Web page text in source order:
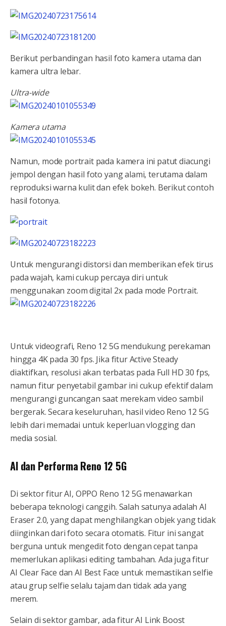
Berikut perbandingan hasil foto kamera utama dan
kamera ultra lebar.
Ultra-wide
Kamera utama
Namun, mode portrait pada kamera ini patut diacungi
jempol dengan hasil foto yang alami, terutama dalam
reproduksi warna kulit dan efek bokeh. Berikut contoh
hasil fotonya.
Untuk mengurangi distorsi dan memberikan efek tirus
pada wajah, kami cukup percaya diri untuk
menggunakan zoom digital 2x pada mode Portrait.
Untuk videografi, Reno 12 5G mendukung perekaman
hingga 4K pada 30 fps. Jika fitur Active Steady
diaktifkan, resolusi akan terbatas pada Full HD 30 fps,
namun fitur penyetabil gambar ini cukup efektif dalam
mengurangi guncangan saat merekam video sambil
bergerak. Secara keseluruhan, hasil video Reno 12 5G
lebih dari memadai untuk keperluan vlogging dan
media sosial.
AI dan Performa Reno 12 5G
Di sektor fitur AI, OPPO Reno 12 5G menawarkan
beberapa teknologi canggih. Salah satunya adalah AI
Eraser 2.0, yang dapat menghilangkan objek yang tidak
diinginkan dari foto secara otomatis. Fitur ini sangat
berguna untuk mengedit foto dengan cepat tanpa
memerlukan aplikasi editing tambahan. Ada juga fitur
AI Clear Face dan AI Best Face untuk memastikan selfie
atau grup selfie selalu tajam dan tidak ada yang
merem.
Selain di sektor gambar, ada fitur AI Link Boost